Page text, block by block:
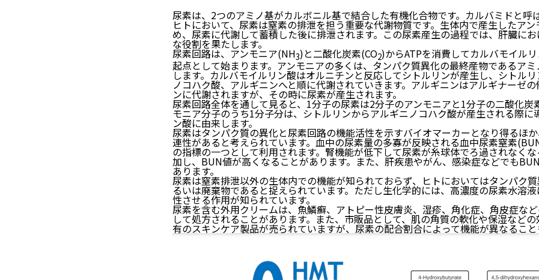
尿素は、2つのアミノ基がカルボニル基で結合した有機化合物です。カルバミドと呼
ヒトにおいて、尿素は窒素の排泄を担う重要な代謝物質です。生体内で産生したア
め、尿素に代謝して蓄積した後に排泄されます。この尿素産生の過程では、肝臓に
な役割を果たします。
尿素回路は、アンモニア(NH3)と二酸化炭素(CO2)からATPを消費してカルバモイル
起点として始まります。アンモニアの多くは、タンパク質異化の最終産物であるア
します。カルバモイルリン酸はオルニチンと反応してシトルリンが産生し、シトル
ノコハク酸、アルギニンへと順に代謝されていきます。アルギニンはアルギナーゼ
ンに代謝されますが、その時に尿素が産生されます。
尿素回路全体を通して見ると、1分子の尿素は2分子のアンモニアと1分子の二酸化炭
モニア分子のうち1分子分は、シトルリンからアルギニノコハク酸が産生される際に
ン酸に由来します。
尿素はタンパク質の異化と尿素回路の機能活性を示すバイオマーカーとなり得るほ
連性があると考えられています。血中の尿素量の多寡が反映される血中尿素窒素
の指標の一つとして利用されます。腎機能が低下して尿素が糸球体でろ過されなく
加し、BUN値が高くなることがあります。また、肝疾患やがん、感染症などでも
あります。
尿素は窒素排泄以外の生体内での機能が知られておらず、ヒトにおいてはタンパク
るいは廃棄物であると捉えられています。ただし生化学的には、高濃度の尿素水溶
性させる作用が知られています。
尿素を含む外用クリームは、魚鱗癬、アトピー性皮膚炎、湿疹、角化症、角皮症な
して処方されることがあります。また、市販品として、肌の角質の軟化や保湿など
有のスキンケア製品が売られていますが、尿素の配合割合によって機能が異なるこ